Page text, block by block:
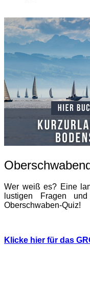
Wer weiß es? Eine
lustigen Fragen
Oberschwaben-Quiz!
Klicke hier für das